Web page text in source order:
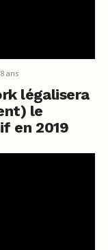
ans
légalisera
le
en 2019